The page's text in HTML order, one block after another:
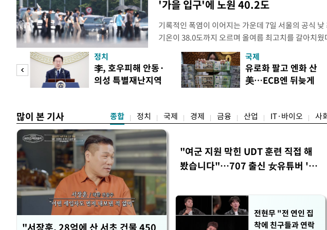
'가을 입구'에 노원 40.2도
기록적인 폭염이 이어지는 가운데 7일 서울의 공식 낮
기온이 38.0도까지 오르며 올여름 최고치를 갈아치웠
상청에 따르면 이날 서울 지점의 일 최고기온은 38.0도
관기상관측(ASOS) 기준 1907년 관측 이래 8월 기준
위에 해당한다. 서울의 역대 1위 기록은 2018년 8월 1일
39.6도다. 자동기상관측장비
정치
李, 호우피해 안동·
의성 특별재난지역
국제
유로화 팔고 엔화 산
美…ECB엔 뒤늦게
많이 본 기사 종합 정치 국제 경제 금융 산업 IT·바이오 사
"서장훈, 28억에 산 서초 건물 450
"여군 지원 막힌 UDT 훈련 직접 해
봤습니다"…707 출신 女유튜버 '완
전현무 "전 연인 집
착에 친구들과 연락